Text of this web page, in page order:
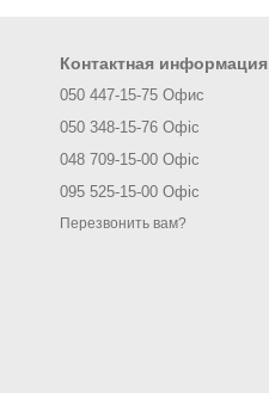
Контактная информация
050 447-15-75 Офис
050 348-15-76 Офіс
048 709-15-00 Офіс
095 525-15-00 Офіс
Перезвонить вам?